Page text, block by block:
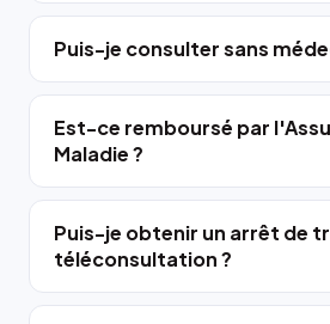
Puis-je consulter sans
Est-ce remboursé par
Maladie ?
Puis-je obtenir un arrêt de
téléconsultation ?